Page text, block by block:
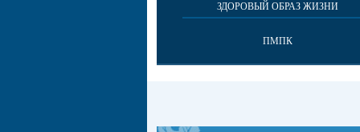
ЗДОРОВЫЙ ОБРАЗ ЖИЗНИ
ПМПК